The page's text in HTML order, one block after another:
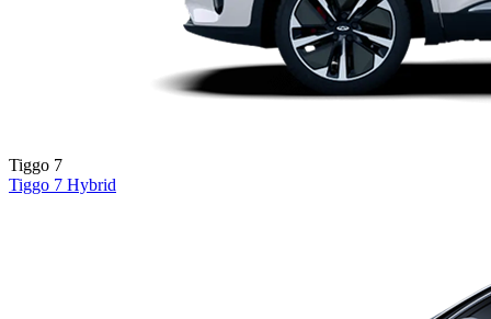
Tiggo 7
Tiggo 7 Hybrid